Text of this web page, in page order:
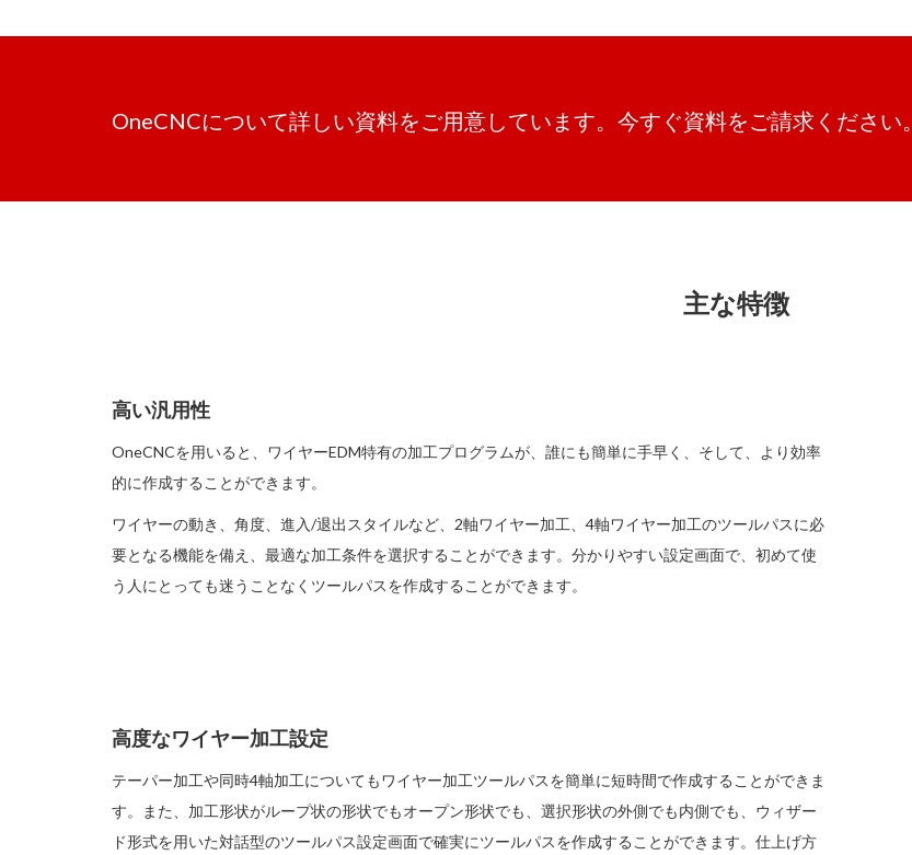
OneCNCについて詳しい資料をご用意しています。今すぐ資料をご請求ください。
主な特徴
高い汎用性
OneCNCを用いると、ワイヤーEDM特有の加工プログラムが、誰にも簡単に手早く、そして、より効率
的に作成することができます。
ワイヤーの動き、角度、進入/退出スタイルなど、2軸ワイヤー加工、4軸ワイヤー加工のツールパスに必
要となる機能を備え、最適な加工条件を選択することができます。分かりやすい設定画面で、初めて使
う人にとっても迷うことなくツールパスを作成することができます。
高度なワイヤー加工設定
テーパー加工や同時4軸加工についてもワイヤー加工ツールパスを簡単に短時間で作成することができま
す。また、加工形状がループ状の形状でもオープン形状でも、選択形状の外側でも内側でも、ウィザー
ド形式を用いた対話型のツールパス設定画面で確実にツールパスを作成することができます。仕上げ方